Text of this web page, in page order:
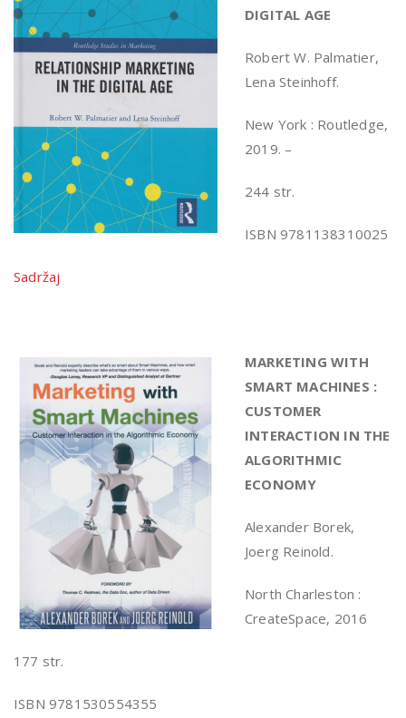
DIGITAL AGE
Robert W. Palmatier,
Lena Steinhoff.
New York : Routledge,
2019. –
244 str.
ISBN 9781138310025
Sadržaj
MARKETING WITH
SMART MACHINES :
CUSTOMER
INTERACTION IN THE
ALGORITHMIC
ECONOMY
Alexander Borek,
Joerg Reinold.
North Charleston :
CreateSpace, 2016
177 str.
ISBN 9781530554355